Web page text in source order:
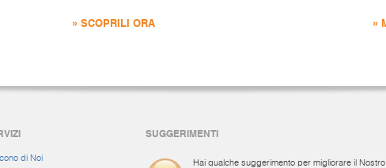
» SCOPRILI ORA »
di Noi
SUGGERIMENTI
Hai qualche suggerimento per migliorare il Nostro